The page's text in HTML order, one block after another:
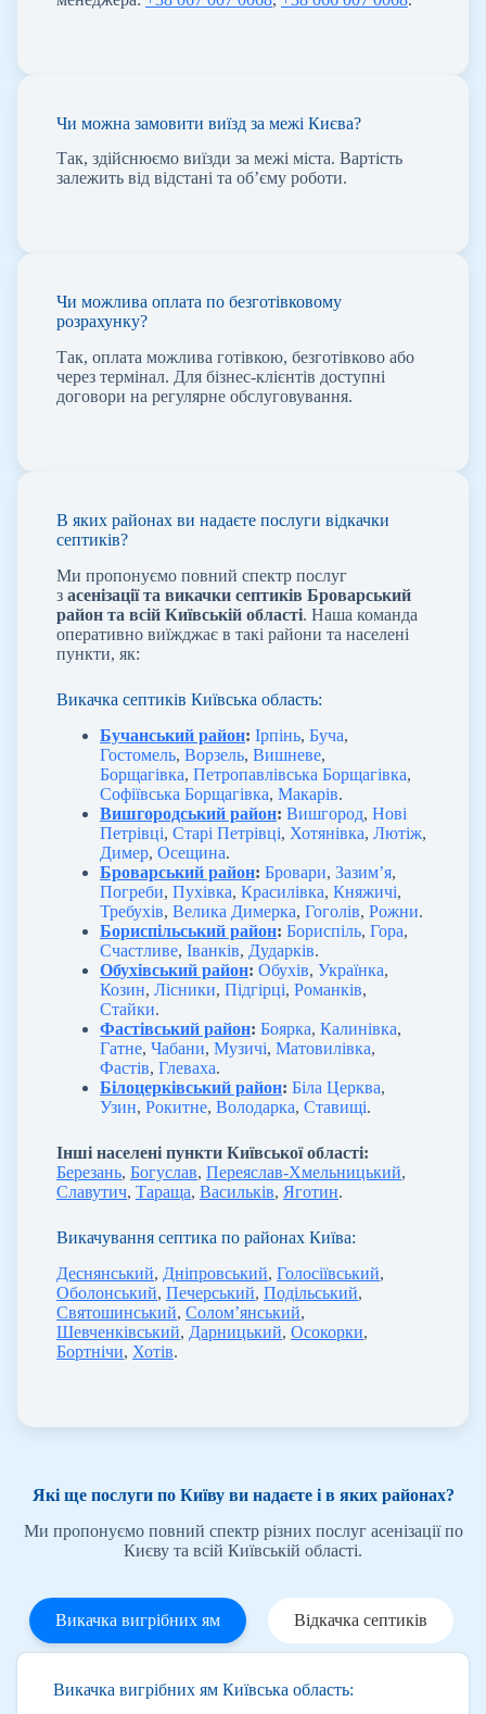
Чи можна замовити виїзд за межі Києва?
Так, здійснюємо виїзди за межі міста. Вартість
залежить від відстані та об’єму роботи.
Чи можлива оплата по безготівковому
розрахунку?
Так, оплата можлива готівкою, безготівково або
через термінал. Для бізнес-клієнтів доступні
договори на регулярне обслуговування.
В яких районах ви надаєте послуги відкачки
септиків?
Ми пропонуємо повний спектр послуг
з асенізації та викачки септиків Броварський
район та всій Київській області. Наша команда
оперативно виїжджає в такі райони та населені
пункти, як:
Викачка септиків Київська область:
Бучанський район: Ірпінь, Буча,
Гостомель, Ворзель, Вишневе,
Борщагівка, Петропавлівська Борщагівка,
Софіївська Борщагівка, Макарів.
Вишгородський район: Вишгород, Нові
Петрівці, Старі Петрівці, Хотянівка, Лютіж,
Димер, Осещина.
Броварський район: Бровари, Зазим’я,
Погреби, Пухівка, Красилівка, Княжичі,
Требухів, Велика Димерка, Гоголів, Рожни.
Бориспільський район: Бориспіль, Гора,
Счастливе, Іванків, Дударків.
Обухівський район: Обухів, Українка,
Козин, Лісники, Підгірці, Романків,
Стайки.
Фастівський район: Боярка, Калинівка,
Гатне, Чабани, Музичі, Матовилівка,
Фастів, Глеваха.
Білоцерківський район: Біла Церква,
Узин, Рокитне, Володарка, Ставищі.
Інші населені пункти Київської області:
Березань, Богуслав, Переяслав-Хмельницький,
Славутич, Тараща, Васильків, Яготин.
Викачування септика по районах Київа:
Деснянський, Дніпровський, Голосіївський,
Оболонський, Печерський, Подільський,
Святошинський, Солом’янський,
Шевченківський, Дарницький, Осокорки,
Бортнічи, Хотів.
Які ще послуги по Київу ви надаєте і в яких районах?
Ми пропонуємо повний спектр різних послуг асенізації по
Києву та всій Київській області.
Викачка вигрібних ям Відкачка септиків
Викачка вигрібних ям Київська область: